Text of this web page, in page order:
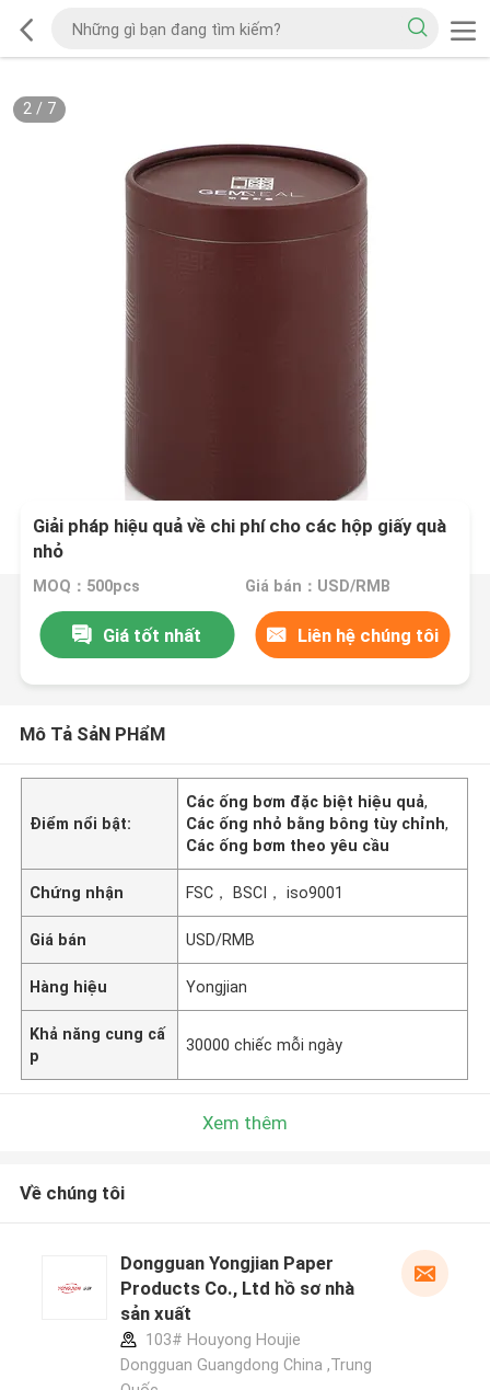
2/ 7
Giải pháp hiệu quả về chi phí cho các hộp giấy quà
nhỏ
MOQ：500pcs Giá bán：USD/RMB
Giá tốt nhất Liên hệ chúng tôi
Mô Tả SảN PHẩM
Điểm nổi bật:
Các ống bơm đặc biệt hiệu quả,
Các ống nhỏ bằng bông tùy chỉnh,
Các ống bơm theo yêu cầu
Chứng nhận FSC， BSCI， iso9001
Giá bán USD/RMB
Hàng hiệu Yongjian
Khả năng cung cấ
p
30000 chiếc mỗi ngày
Xem thêm
Về chúng tôi
Dongguan Yongjian Paper
Products Co., Ltd hồ sơ nhà
sản xuất
103# Houyong Houjie
Dongguan Guangdong China ,Trung